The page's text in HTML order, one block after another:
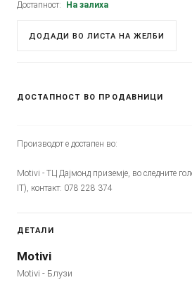
Достапност: На залиха
ДОДАДИ ВО ЛИСТА НА ЖЕЛБИ
ДОСТАПНОСТ ВО ПРОДАВНИЦИ
Производот е достапен во:
Motivi - ТЦ Дајмонд приземје, во следните
IT), контакт: 078 228 374
ДЕТАЛИ
Motivi
Motivi - Блузи